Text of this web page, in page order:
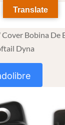
Cover Bobina De
Dyna
Translate